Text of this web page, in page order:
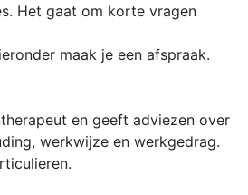
Het gaat om korte vragen
maak je een afspraak.
en geeft adviezen over
werkwijze en werkgedrag.